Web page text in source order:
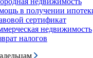
в получении
сертификат
недвижимость
налогов